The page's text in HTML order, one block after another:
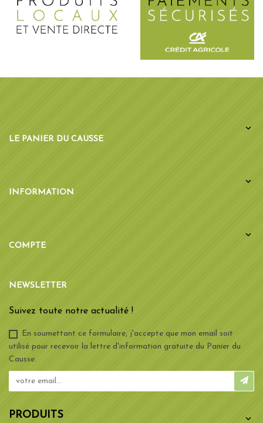
LE PANIER DU CAUSSE

INFORMATION

COMPTE

NEWSLETTER
Suivez toute notre actualité !
En soumettant ce formulaire, j'accepte que mon email soit
utilisé pour recevoir la lettre d'information gratuite du Panier du
Causse.
PRODUITS 